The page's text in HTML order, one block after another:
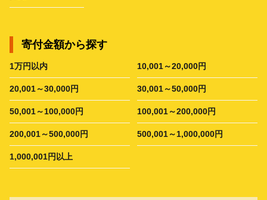
寄付金額から探す
1万円以内 10,001～20,000円
20,001～30,000円 30,001～50,000円
50,001～100,000円 100,001～200,000円
200,001～500,000円 500,001～1,000,000円
1,000,001円以上